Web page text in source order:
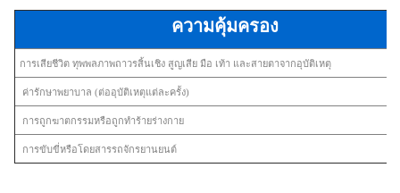
ความคุ้มครอง
การเสียชีวิต ทุพพลภาพถาวรสิ้นเชิง สูญเสีย มือ เท้า และสายตาจากอุบัติเหตุ
ค่ารักษาพยาบาล (ต่ออุบัติเหตุแต่ละครั้ง)
การถูกฆาตกรรมหรือถูกทำร้ายร่างกาย
การขับขี่หรือโดยสารรถจักรยานยนต์